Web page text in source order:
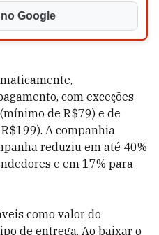
Google
com exceções
de R$79) e de
A companhia
reduziu em até 40%
e em 17% para
como valor do
de entrega. Ao baixar o